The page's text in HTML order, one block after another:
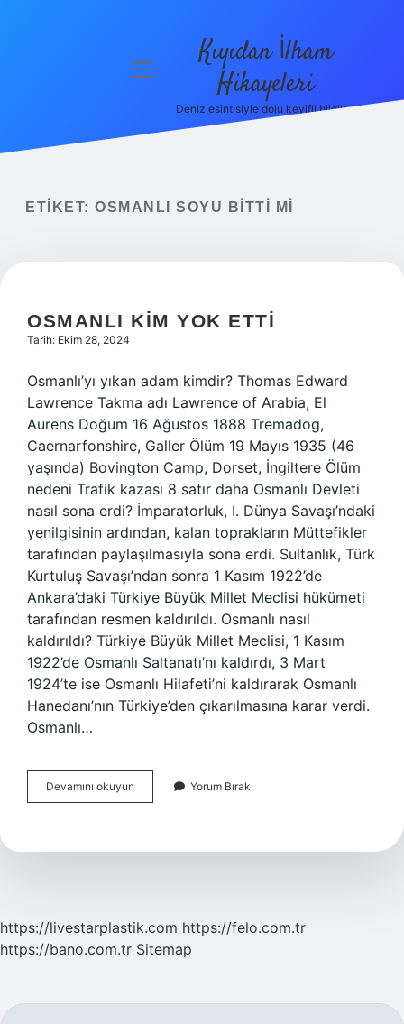
menüyü
Kıyıdan İlham
Hikayeleri
Deniz esintisiyle dolu keyifli bilgiler!
ETIKET: OSMANLI SOYU BITTI MI
OSMANLI KIM YOK ETTI
Tarih: Ekim 28, 2024
Osmanlı’yı yıkan adam kimdir? Thomas Edward
Lawrence Takma adı Lawrence of Arabia, El
Aurens Doğum 16 Ağustos 1888 Tremadog,
Caernarfonshire, Galler Ölüm 19 Mayıs 1935 (46
yaşında) Bovington Camp, Dorset, İngiltere Ölüm
nedeni Trafik kazası 8 satır daha Osmanlı Devleti
nasıl sona erdi? İmparatorluk, I. Dünya Savaşı’ndaki
yenilgisinin ardından, kalan toprakların Müttefikler
tarafından paylaşılmasıyla sona erdi. Sultanlık, Türk
Kurtuluş Savaşı’ndan sonra 1 Kasım 1922’de
Ankara’daki Türkiye Büyük Millet Meclisi hükümeti
tarafından resmen kaldırıldı. Osmanlı nasıl
kaldırıldı? Türkiye Büyük Millet Meclisi, 1 Kasım
1922’de Osmanlı Saltanatı’nı kaldırdı, 3 Mart
1924’te ise Osmanlı Hilafeti’ni kaldırarak Osmanlı
Hanedanı’nın Türkiye’den çıkarılmasına karar verdi.
Osmanlı…
Devamını okuyun
Kim
Yorum Bırak
https://livestarplastik.com https://felo.com.tr
https://bano.com.tr Sitemap